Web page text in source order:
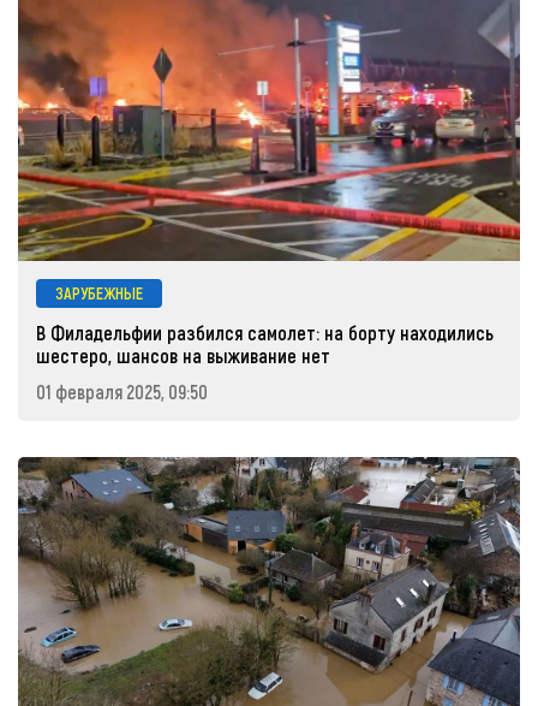
ЗАРУБЕЖНЫЕ
В Филадельфии разбился самолет: на борту находились
шестеро, шансов на выживание нет
01 февраля 2025, 09:50